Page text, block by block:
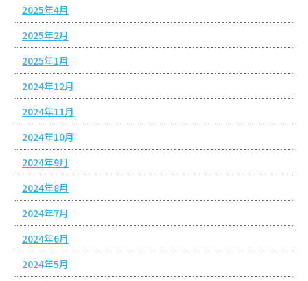
2025年4月
2025年2月
2025年1月
2024年12月
2024年11月
2024年10月
2024年9月
2024年8月
2024年7月
2024年6月
2024年5月